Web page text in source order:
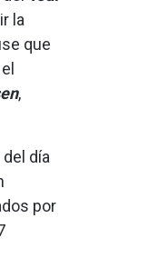
la
que
,
día
por